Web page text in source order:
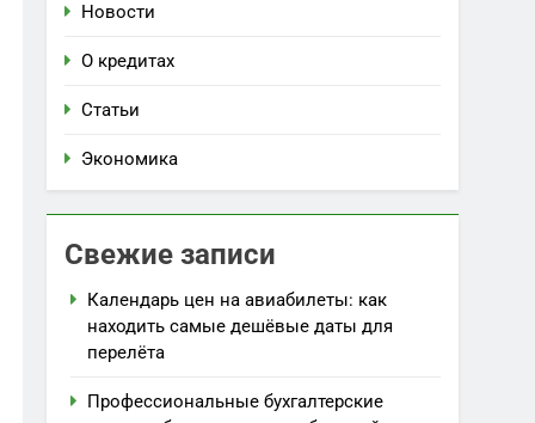
Новости
О кредитах
Статьи
Экономика
Свежие записи
Календарь цен на авиабилеты: как
находить самые дешёвые даты для
перелёта
Профессиональные бухгалтерские